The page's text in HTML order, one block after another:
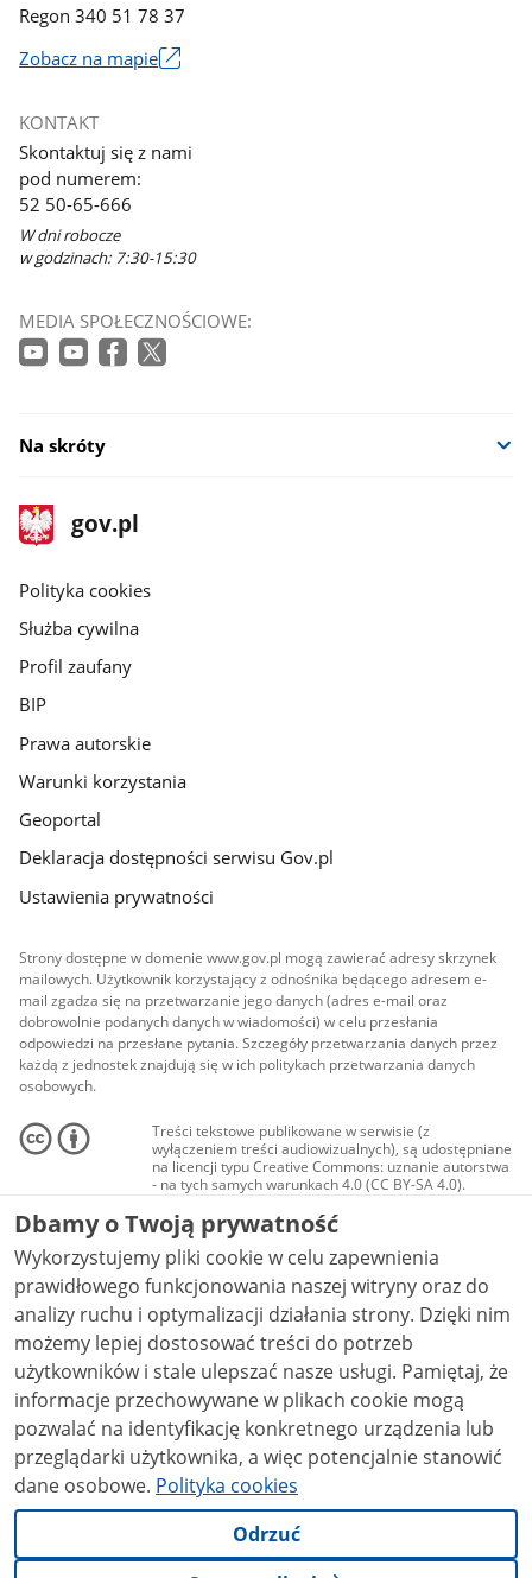
Regon 340 51 78 37
Zobacz na mapie
się
w
nowym
oknie
KONTAKT
Skontaktuj się z nami
pod numerem:
52 50-65-666
W dni robocze
w godzinach: 7:30-15:30
MEDIA SPOŁECZNOŚCIOWE:
Na skróty
stopka
gov.pl
Strona
gov.pl
gov.pl
Polityka cookies
Służba cywilna
Profil zaufany
BIP
Prawa autorskie
Warunki korzystania
Geoportal
Deklaracja dostępności serwisu Gov.pl
Ustawienia prywatności
Strony dostępne w domenie www.gov.pl mogą zawierać adresy skrzynek
mailowych. Użytkownik korzystający z odnośnika będącego adresem e-
mail zgadza się na przetwarzanie jego danych (adres e-mail oraz
dobrowolnie podanych danych w wiadomości) w celu przesłania
odpowiedzi na przesłane pytania. Szczegóły przetwarzania danych przez
każdą z jednostek znajdują się w ich politykach przetwarzania danych
osobowych.
Treści tekstowe publikowane w serwisie (z
wyłączeniem treści audiowizualnych), są udostępniane
na licencji typu Creative Commons: uznanie autorstwa
- na tych samych warunkach 4.0 (CC BY-SA 4.0).
Materiały audiowizualne, w tym zdjęcia, materiały
audio i wideo, są udostępniane na licencji typu
Creative Commons: uznanie autorstwa użycie
niekomercyjne - bez utworów zależnych 4.0 (CC BY-
NC-ND 4.0), o ile nie jest to stwierdzone inaczej.
Dbamy o Twoją prywatność
Wykorzystujemy pliki cookie w celu zapewnienia
prawidłowego funkcjonowania naszej witryny oraz do
analizy ruchu i optymalizacji działania strony. Dzięki nim
możemy lepiej dostosować treści do potrzeb
użytkowników i stale ulepszać nasze usługi. Pamiętaj, że
informacje przechowywane w plikach cookie mogą
pozwalać na identyfikację konkretnego urządzenia lub
przeglądarki użytkownika, a więc potencjalnie stanowić
dane osobowe. Polityka cookies
Odrzuć